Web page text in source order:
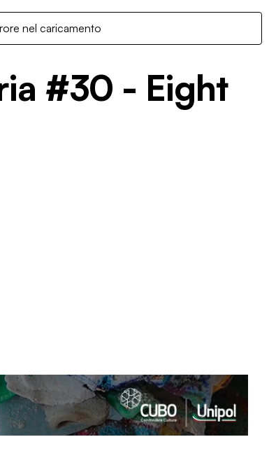
nel caricamento
#30 - Eight